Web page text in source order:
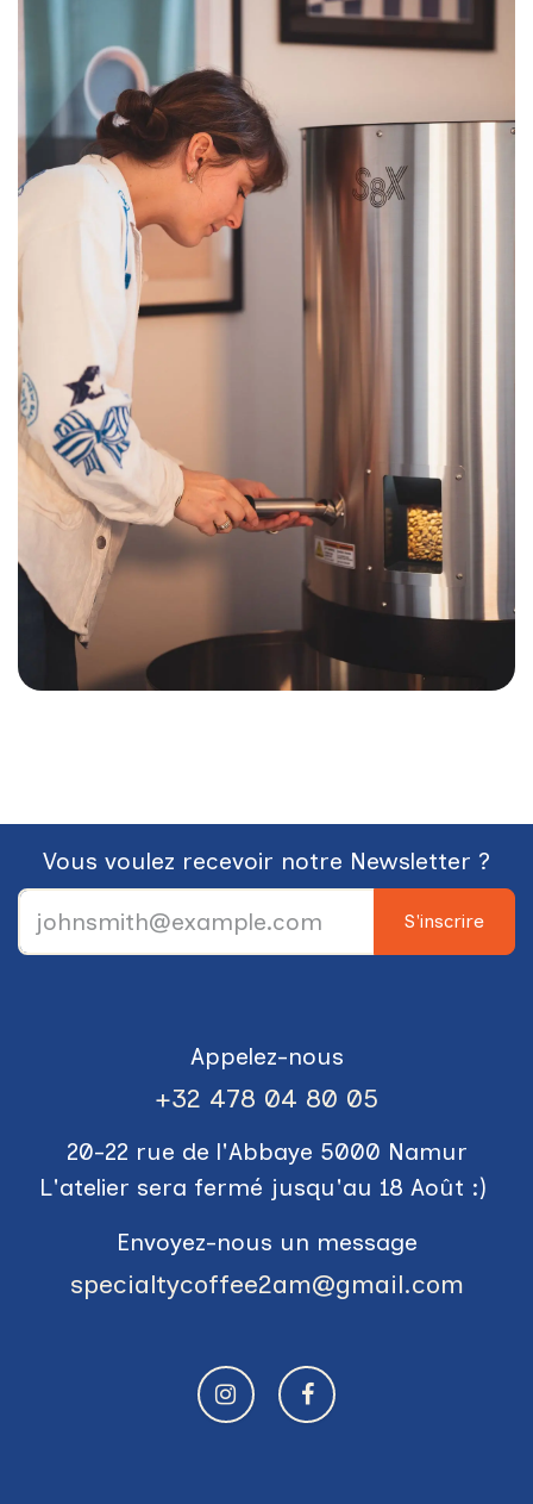
Vous voulez recevoir notre Newsletter ?
S'inscrire
Appelez-nous
+3​2 478 04 80 05
20-22 rue de l'Abbaye 5000 Namur
L'atelier sera fermé jusqu'au 18 Août :)
Envoyez-nous un message
specialtycoffee2am@gmail.com